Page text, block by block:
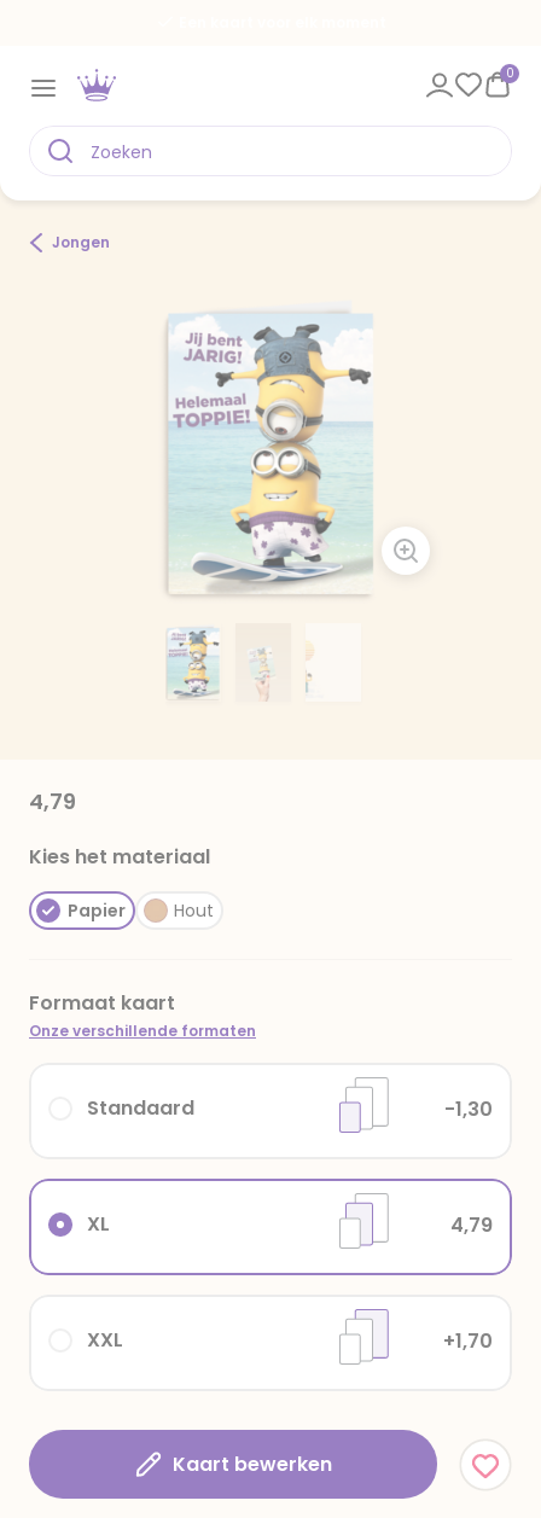
0
Jongen
4,79
Kies het materiaal
Papier Hout
Formaat kaart
Onze verschillende formaten
XXL +1,70
XL 4,79
Standaard -1,30
Kaart bewerken